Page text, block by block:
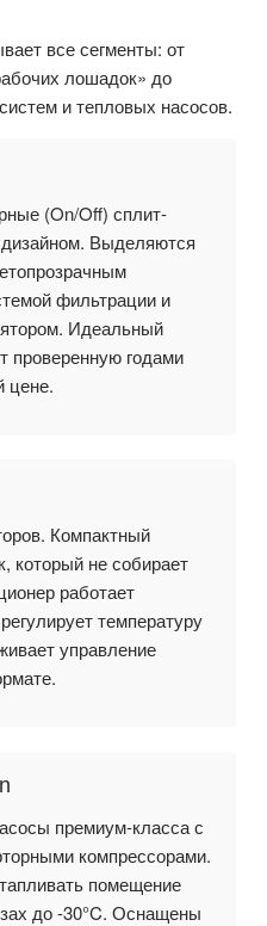
все сегменты: от
лошадок» до
и тепловых насосов.
(On/Off) сплит-
Выделяются
фильтрации и
Идеальный
проверенную годами
цене.
Компактный
который не собирает
работает
температуру
управление
премиум-класса с
компрессорами.
помещение
до -30°C. Оснащены